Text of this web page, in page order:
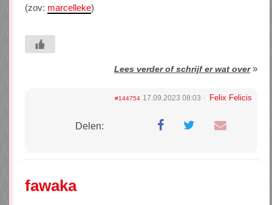
(zov: marcelleke)
Lees verder of schrijf er wat over»
#144754 17.09.2023 08:03 Felix Felicis
Delen:
fawaka